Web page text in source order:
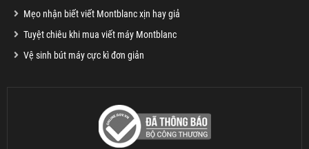
Mẹo nhận biết viết Montblanc xịn hay giả
Tuyệt chiêu khi mua viết máy Montblanc
Vệ sinh bút máy cực kì đơn giản